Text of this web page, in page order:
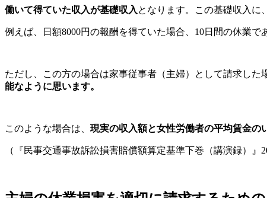
働いて得ていた収入が基礎収入となります。この基礎収入に
例えば、日額8000円の報酬を得ていた場合、10日間の休業で
ただし、この方の場合は家事従事者（主婦）として請求した
能なように思います。
このような場合は、 現実の収入額と女性労働者の平均賃金の
（『民事交通事故訴訟損害賠償額算定基準下巻（講演録）